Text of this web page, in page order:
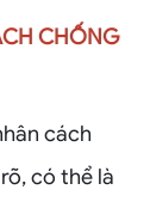
CHỐNG
cách
có thể là